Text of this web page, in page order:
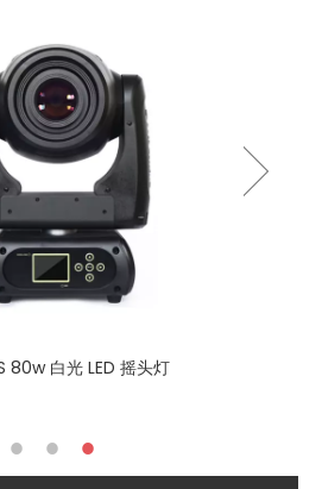
80w 白光 LED 摇头灯